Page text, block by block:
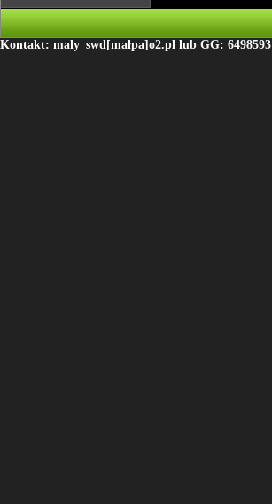
Kontakt: maly_swd[małpa]o2.pl lub GG: 6498593